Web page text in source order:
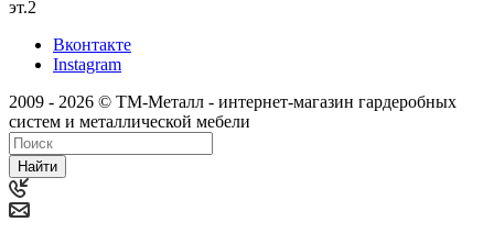
эт.2
Вконтакте
Instagram
2009 - 2026 © ТМ-Металл - интернет-магазин гардеробных
систем и металлической мебели
Найти